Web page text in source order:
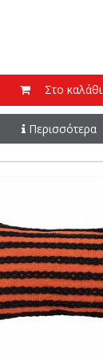
Στο καλάθι
Περισσότερα